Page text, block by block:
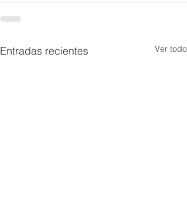
Entradas recientes Ver todo